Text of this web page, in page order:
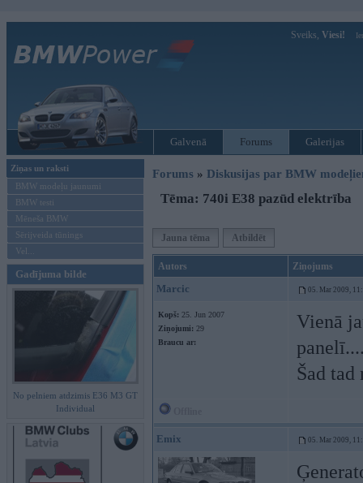
Sveiks, Viesi!
Galvenā Forums Galerijas
Ziņas un raksti
BMW modeļu jaunumi
BMW testi
Mēneša BMW
Sērijveida tūnings
Vel...
Gadījuma bilde
No pelniem atdzimis E36 M3 GT
Individual
Forums » Diskusijas par BMW
Tēma: 740i E38 pazūd elektrība
Jauna tēma Atbildēt
Autors Ziņojums
Marcic 05. Mar 2009,
Kopš: 25. Jun 2007
Ziņojumi: 29
Braucu ar:
Vienā
Šad
Emix 05. Mar 2009,